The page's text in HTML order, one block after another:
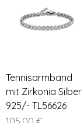
Tennisarmband
mit Zirkonia Silber
925/- TL56626